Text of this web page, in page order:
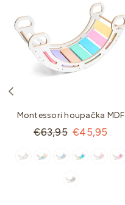
Montessori houpačka MDF
Standartní
€63,95 €45,95